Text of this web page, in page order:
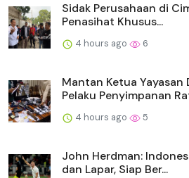
Sidak Perusahaan di
Penasihat Khusus...
4 hours ago 6
Mantan Ketua
Pelaku Penyimpanan
4 hours ago 5
John Herdman:
dan Lapar, Siap Ber...